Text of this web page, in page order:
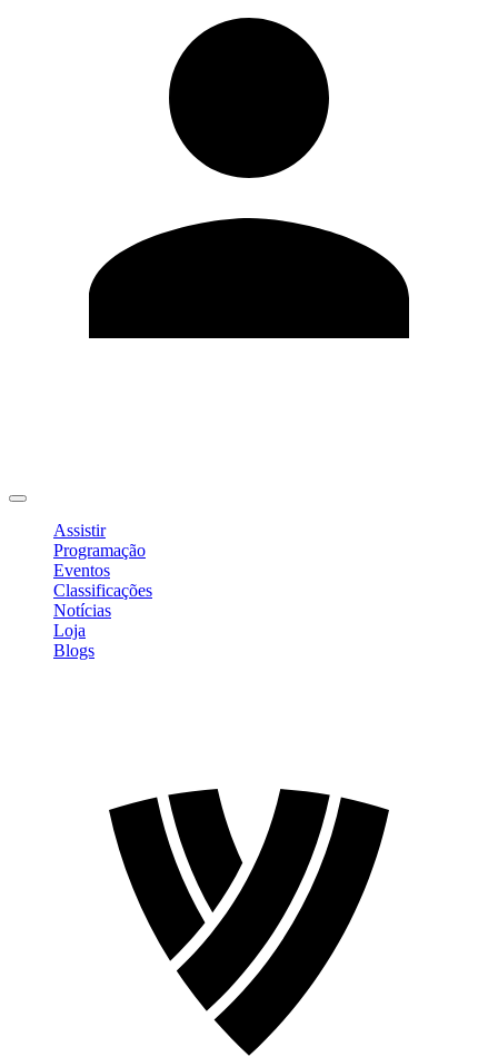
Assistir
Programação
Eventos
Classificações
Notícias
Loja
Blogs